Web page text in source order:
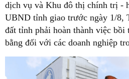
dịch vụ và Khu đô thị chính trị -
UBND tỉnh giao trước ngày 1/8,
đất tỉnh phải hoàn thành việc
bằng đối với các doanh nghiệp